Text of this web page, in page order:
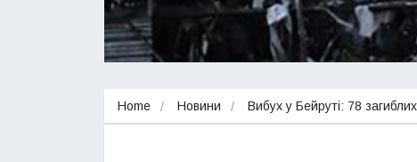
Home Новини Вибух у Бейруті: 78